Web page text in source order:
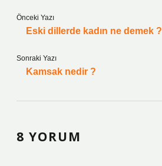
Önceki Yazı
Eski dillerde kadın ne demek ?
Sonraki Yazı
Kamsak nedir ?
8 YORUM